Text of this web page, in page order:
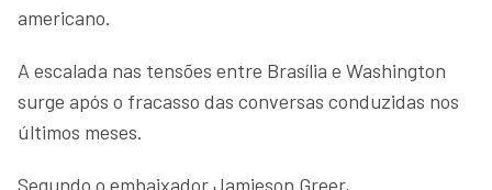
americano.
A escalada nas tensões entre Brasília e Washington
surge após o fracasso das conversas conduzidas nos
últimos meses.
Segundo o embaixador Jamieson Greer,